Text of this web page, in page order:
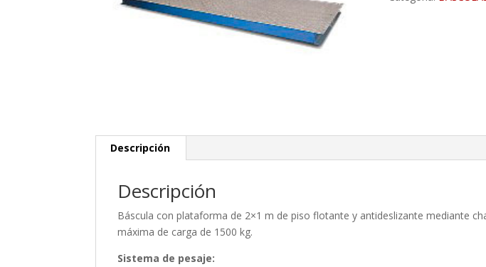
Descripción
Descripción
Báscula con plataforma de 2×1 m de piso flotante y antideslizante mediante
máxima de carga de 1500 kg.
Sistema de pesaje: